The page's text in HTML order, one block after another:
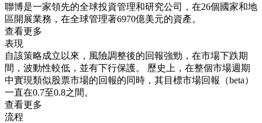
聯博是一家領先的全球投資管理和研究公司，在26個國家和地
區開展業務，在全球管理著6970億美元的資產。
查看更多
表現
自該策略成立以來，風險調整後的回報強勁，在市場下跌期
間，波動性較低，並有下行保護。 歷史上，在整個市場週期
中實現類似股票市場的回報的同時，其目標市場回報（beta）
一直在0.7至0.8之間。
查看更多
流程